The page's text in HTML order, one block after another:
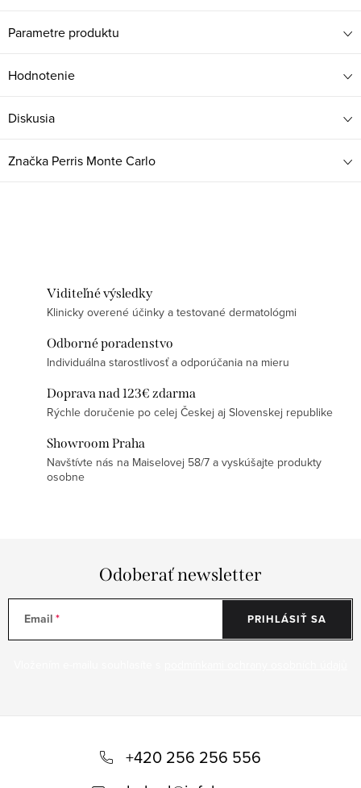
Parametre produktu
Hodnotenie
Diskusia
Značka Perris Monte Carlo
Viditeľné výsledky
Klinicky overené účinky a testované dermatológmi
Odborné poradenstvo
Individuálna starostlivosť a odporúčania na mieru
Doprava nad 123€ zdarma
Rýchle doručenie po celej Českej aj Slovenskej republike
Showroom Praha
Navštívte nás na Maiselovej 58/7 a vyskúšajte produkty
osobne
Odoberať newsletter
Email PRIHLÁSIŤ SA
+420 256 256 556